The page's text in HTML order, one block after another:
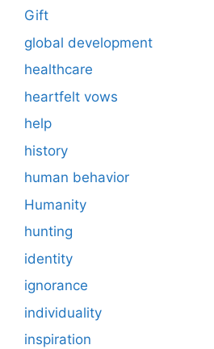
Gift
global development
healthcare
heartfelt vows
help
history
human behavior
Humanity
hunting
identity
ignorance
individuality
inspiration